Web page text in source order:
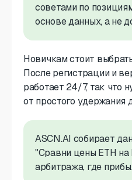
советами по
основе данных, а не
Новичкам стоит
После регистрации и
работает 24/7, так что
от простого удержания
ASCN.AI собирает
"Сравни цены ETH на
арбитража, где